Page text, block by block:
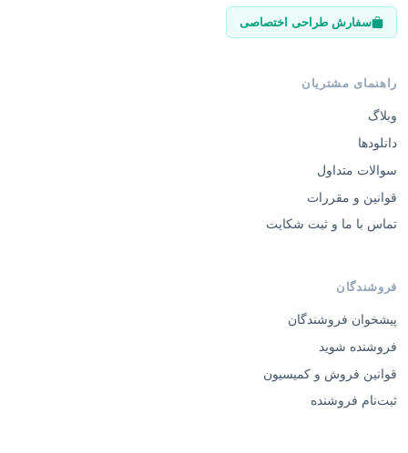
سفارش طراحی اختصاصی
راهنمای مشتریان
وبلاگ
دانلودها
سوالات متداول
قوانین و مقررات
تماس با ما و ثبت شکایت
فروشندگان
پیشخوان فروشندگان
فروشنده شوید
قوانین فروش و کمیسیون
ثبت‌نام فروشنده